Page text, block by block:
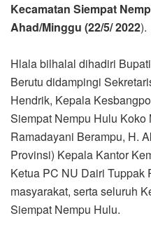
Kecamatan Siempat
Ahad/Minggu (22/5/ 2022).
Hlala bilhalal dihadiri
Berutu didampingi
Hendrik, Kepala
Siempat Nempu Hulu Koko
Ramadayani Berampu, H.
Provinsi) Kepala Kantor
Ketua PC NU Dairi Tuppak
masyarakat, serta seluruh
Siempat Nempu Hulu.